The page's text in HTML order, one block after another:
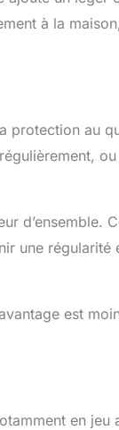
à la
protection au
d’ensemble.
une
est
en jeu